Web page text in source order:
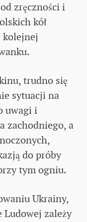
zręczności i
kół
kolejnej
trudno się
sytuacji na
uwagi i
zachodniego, a
do próby
tym ogniu.
Ukrainy,
Ludowej zależy